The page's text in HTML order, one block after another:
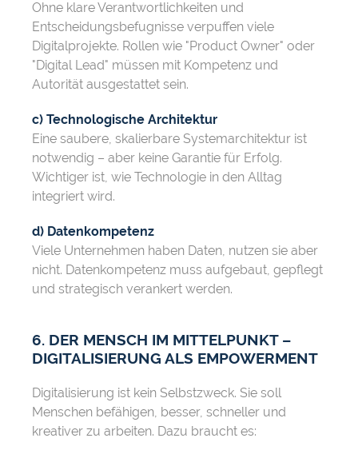
Ohne klare Verantwortlichkeiten und
Entscheidungsbefugnisse verpuffen viele
Digitalprojekte. Rollen wie "Product Owner" oder
"Digital Lead" müssen mit Kompetenz und
Autorität ausgestattet sein.
c) Technologische Architektur
Eine saubere, skalierbare Systemarchitektur ist
notwendig – aber keine Garantie für Erfolg.
Wichtiger ist, wie Technologie in den Alltag
integriert wird.
d) Datenkompetenz
Viele Unternehmen haben Daten, nutzen sie aber
nicht. Datenkompetenz muss aufgebaut, gepflegt
und strategisch verankert werden.
6. DER MENSCH IM MITTELPUNKT –
DIGITALISIERUNG ALS EMPOWERMENT
Digitalisierung ist kein Selbstzweck. Sie soll
Menschen befähigen, besser, schneller und
kreativer zu arbeiten. Dazu braucht es: